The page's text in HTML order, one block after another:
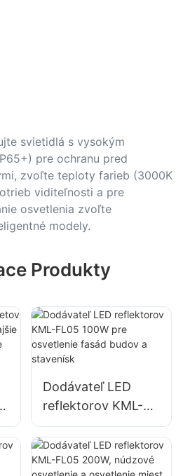
svietidlá s vysokým
pre ochranu pred
zvoľte teploty farieb (3000K
viditeľnosti a pre
osvetlenia zvoľte
modely.
Produkty
Dodávateľ LED
reflektorov KML-
FL05 100W pre
osvetlenie fasád
budov a stavenísk